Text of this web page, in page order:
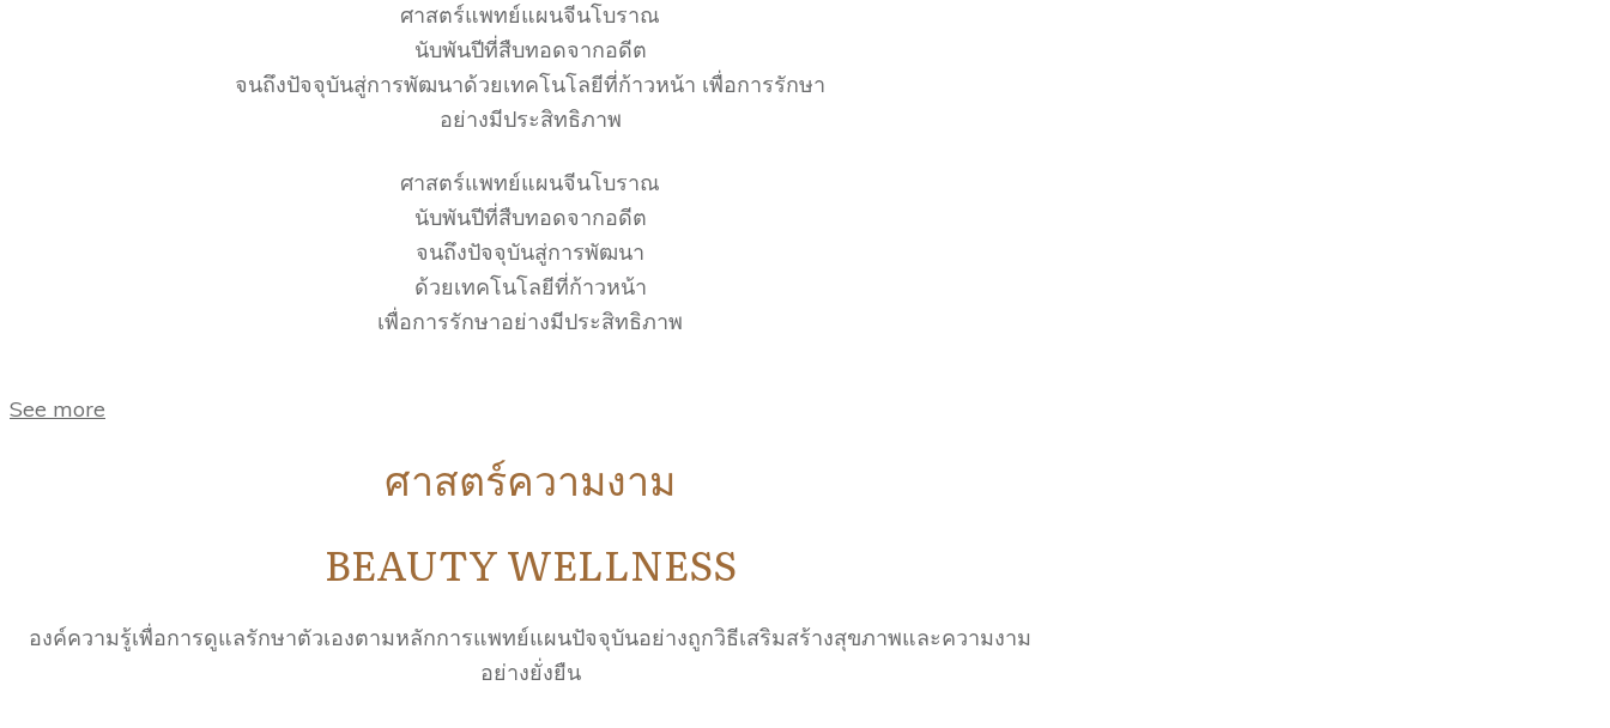
ศาสตร์แพทย์แผนจีนโบราณ
นับพันปีที่สืบทอดจากอดีต
จนถึงปัจจุบันสู่การพัฒนาด้วยเทคโนโลยีที่ก้าวหน้า เพื่อการรักษา
อย่างมีประสิทธิภาพ
ศาสตร์แพทย์แผนจีนโบราณ
นับพันปีที่สืบทอดจากอดีต
จนถึงปัจจุบันสู่การพัฒนา
ด้วยเทคโนโลยีที่ก้าวหน้า
เพื่อการรักษาอย่างมีประสิทธิภาพ
See more
ศาสตร์ความงาม
BEAUTY WELLNESS
องค์ความรู้เพื่อการดูแลรักษาตัวเองตามหลักการแพทย์แผนปัจจุบันอย่างถูกวิธีเสริมสร้างสุขภาพและความงาม
อย่างยั่งยืน